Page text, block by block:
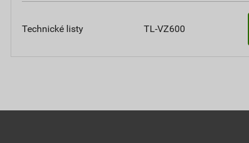
Technické listy TL-VZ600